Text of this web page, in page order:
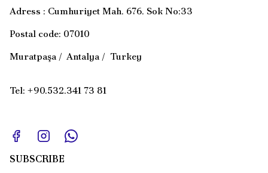
Adress : Cumhuriyet Mah. 676. Sok No:33
Postal code: 07010
Muratpaşa / Antalya / Turkey
Tel: +90.532.341 73 81
SUBSCRIBE